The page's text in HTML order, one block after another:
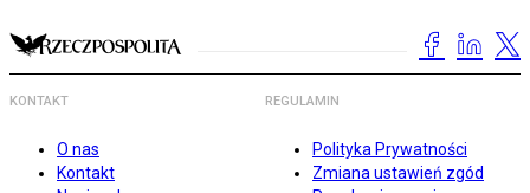
KONTAKT
O nas
Kontakt
REGULAMIN
Polityka Prywatności
Zmiana ustawień zgód